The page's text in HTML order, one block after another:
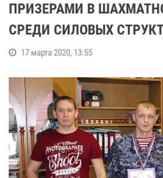
ПРИЗЕРАМИ В
СРЕДИ СИЛОВЫХ
17 марта 2020, 13:55